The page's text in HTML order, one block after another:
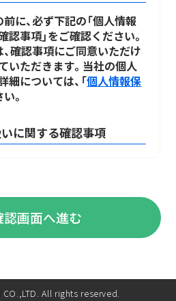
に、必ず下記の「個人情報
事項」をご確認ください。
確認事項にご同意いただけ
いただきます。当社の個人
については、「個人情報保
。
に関する確認事項
保護管理者：執行役員 北
認画面へ進む
All rights reserved.